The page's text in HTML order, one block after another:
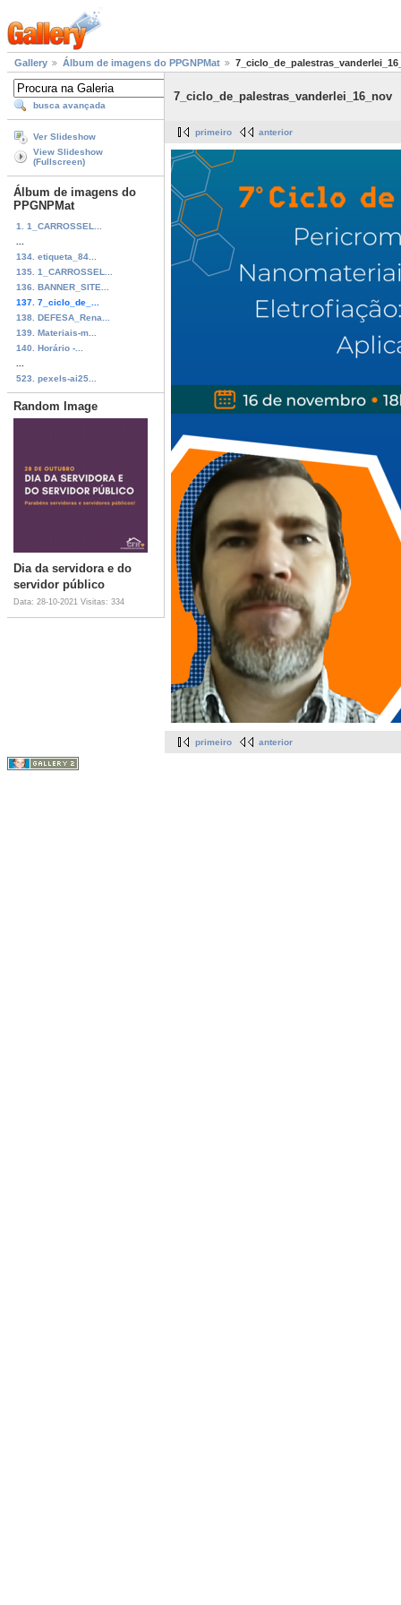
Gallery Álbum de imagens do PPGNPMat
busca avançada
Ver Slideshow
View Slideshow
(Fullscreen)
Álbum de imagens do
PPGNPMat
1. 1_CARROSSEL...
134. etiqueta_84...
135. 1_CARROSSEL...
136. BANNER_SITE...
137. 7_ciclo_de_...
138. DEFESA_Rena...
139. Materiais-m...
140. Horário -...
523. pexels-ai25...
Random Image
Dia da servidora e do
servidor público
Data: 28-10-2021 Visitas: 334
7_ciclo_de_palestras_vanderlei_16_nov
primeiro anterior
primeiro anterior